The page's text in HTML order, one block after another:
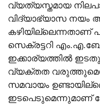
വ്യത്യസ്തമായ
വിദ്യാഭ്യാസ നയം
കഴിയില്ലെന്നതാണ്
സെക്രട്ടറി
ഇക്കാര്യത്തില്‍
വ്യക്തത
സമവായം
ഇടപെടുമെന്നുമാണ്